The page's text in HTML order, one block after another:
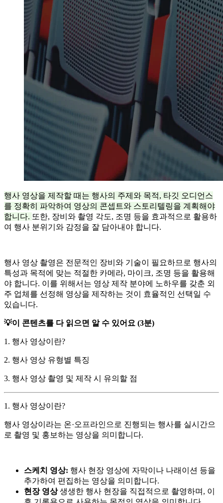
행사 영상을 제작할 때는 행사의 주제와 목적, 타깃 오디언스
를 정확히 파악하여 영상의 콘셉트와 스토리텔링을 계획해야
합니다. 또한, 장비와 촬영 각도, 조명 등을 효과적으로 활용하
여 행사 분위기와 감정을 잘 담아내야 합니다.
행사 영상 촬영은 전문적인 장비와 기술이 필요하므로 행사의
특성과 목적에 맞는 적절한 카메라, 마이크, 조명 등을 활용해
야 합니다. 이를 위해서는 영상 제작 분야에 노하우를 갖춘 외
주 업체를 선정해 영상을 제작하는 것이 효율적인 선택일 수
있습니다.
💡이 콘텐츠를 다 읽으면 알 수 있어요 (3분)
1. 행사 영상이란?
2. 행사 영상 유형별 특징
3. 행사 영상 촬영 및 제작 시 유의할 점
1. 행사 영상이란?
행사 영상이라는 온·오프라인으로 진행되는 행사를 실시간으
로 촬영 및 홍보하는 영상을 의미합니다.
스케치 영상: 행사 현장 영상에 자막이나 나래이션 등을
추가하여 편집하는 영상을 의미합니다.
현장 영상생생한 행사 현장을 직접적으로 촬영하며, 이